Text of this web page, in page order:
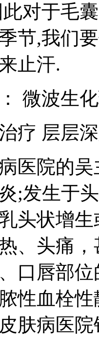
对于毛
节,我们
止汗.
微波生
疗 层层
医院的
;发生于
头状增
、头痛
口唇部
性血栓
肤病医